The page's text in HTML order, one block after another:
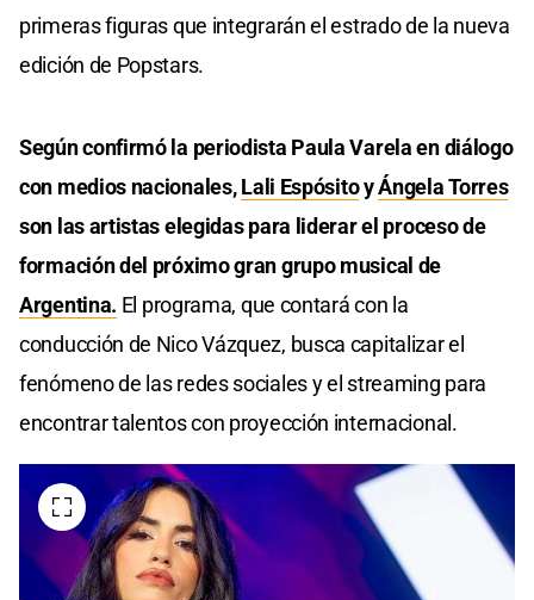
primeras figuras que integrarán el estrado de la nueva
edición de Popstars.
Según confirmó la periodista Paula Varela en diálogo
con medios nacionales,Lali EspósitoyÁngela Torres
son las artistas elegidas para liderar el proceso de
formación del próximo gran grupo musical de
Argentina. El programa, que contará con la
conducción de Nico Vázquez, busca capitalizar el
fenómeno de las redes sociales y el streaming para
encontrar talentos con proyección internacional.